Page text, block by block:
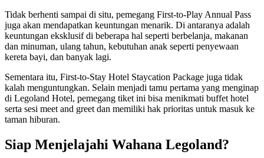
Tidak berhenti sampai di situ, pemegang First-to-Play Annual Pass
juga akan mendapatkan keuntungan menarik. Di antaranya adalah
keuntungan eksklusif di beberapa hal seperti berbelanja, makanan
dan minuman, ulang tahun, kebutuhan anak seperti penyewaan
kereta bayi, dan banyak lagi.
Sementara itu, First-to-Stay Hotel Staycation Package juga tidak
kalah menguntungkan. Selain menjadi tamu pertama yang menginap
di Legoland Hotel, pemegang tiket ini bisa menikmati buffet hotel
serta sesi meet and greet dan memiliki hak prioritas untuk masuk ke
taman hiburan.
Siap Menjelajahi Wahana Legoland?